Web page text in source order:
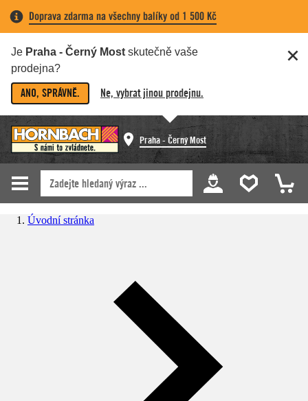
Doprava zdarma na všechny balíky od 1 500 Kč
Je Praha - Černý Most skutečně vaše
prodejna?
ANO, SPRÁVNĚ. Ne, vybrat jinou prodejnu.
Praha - Černý Most
Úvodní stránka